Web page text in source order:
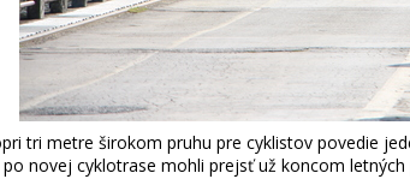
tri metre širokom pruhu pre cyklistov povedie
po novej cyklotrase mohli prejsť už koncom letných